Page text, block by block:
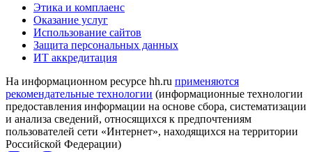
Этика и комплаенс
Оказание услуг
Использование сайтов
Защита персональных данных
ИТ аккредитация
На информационном ресурсе hh.ru применяются
рекомендательные технологии (информационные технологии
предоставления информации на основе сбора, систематизации
и анализа сведений, относящихся к предпочтениям
пользователей сети «Интернет», находящихся на территории
Российской Федерации)